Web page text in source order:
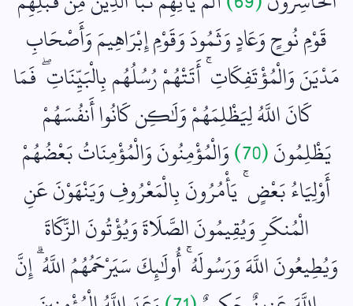
قَوْمِ نُوحٍ وَعَادٍ وَثَمُودَ وَقَوْمِ إِبْرَاهِيمَ وَأَصْحَابِ
مَدْيَنَ وَالْمُؤْتَفِكَاتِ ۚ أَتَتْهُمْ رُسُلُهُم بِالْبَيِّنَاتِ ۖ فَمَا
كَانَ اللَّهُ لِيَظْلِمَهُمْ وَلَٰكِن كَانُوا أَنفُسَهُمْ
يَظْلِمُونَ(70)
وَالْمُؤْمِنُونَ وَالْمُؤْمِنَاتُ بَعْضُهُمْ
أَوْلِيَاءُ بَعْضٍ ۚ يَأْمُرُونَ بِالْمَعْرُوفِ وَيَنْهَوْنَ عَنِ
الْمُنكَرِ وَيُقِيمُونَ الصَّلَاةَ وَيُؤْتُونَ الزَّكَاةَ
وَيُطِيعُونَ اللَّهَ وَرَسُولَهُ ۚ أُولَٰئِكَ سَيَرْحَمُهُمُ اللَّهُ ۗ إِنَّ